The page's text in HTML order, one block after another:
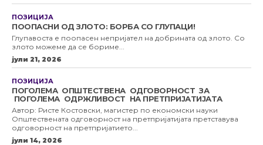
ПОЗИЦИЈА
ПООПАСНИ ОД ЗЛОТО: БОРБА СО ГЛУПАЦИ!
Глупавоста е поопасен непријател на добрината од злото. Со
злото можеме да се бориме...
јули 21, 2026
ПОЗИЦИЈА
ПОГОЛЕМА ОПШТЕСТВЕНА ОДГОВОРНОСТ ЗА
ПОГОЛЕМА ОДРЖЛИВОСТ НА ПРЕТПРИЈАТИЈАТА
Автор: Ристе Костовски, магистер по економски науки
Општествената одговорност на претпријатијата претставува
одговорност на претпријатието...
јули 14, 2026